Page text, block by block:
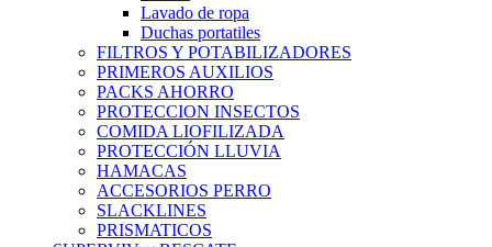
Lavado de ropa
Duchas portatiles
FILTROS Y POTABILIZADORES
PRIMEROS AUXILIOS
PACKS AHORRO
PROTECCION INSECTOS
COMIDA LIOFILIZADA
PROTECCIÓN LLUVIA
HAMACAS
ACCESORIOS PERRO
SLACKLINES
PRISMATICOS